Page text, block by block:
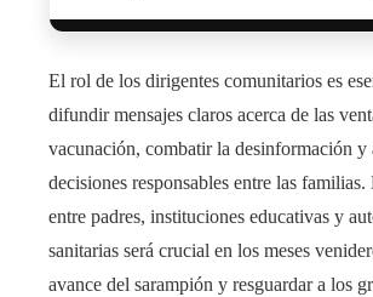
El rol de los dirigentes comunitarios es
difundir mensajes claros acerca de las
vacunación, combatir la desinformación y
decisiones responsables entre las
entre padres, instituciones educativas y
sanitarias será crucial en los meses
avance del sarampión y resguardar a los